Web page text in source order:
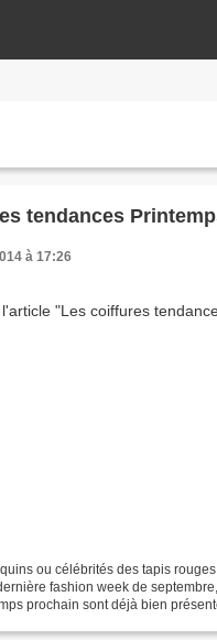
tendances
à 17:26
ou célébrités des tapis
fashion week de
prochain sont déjà bien